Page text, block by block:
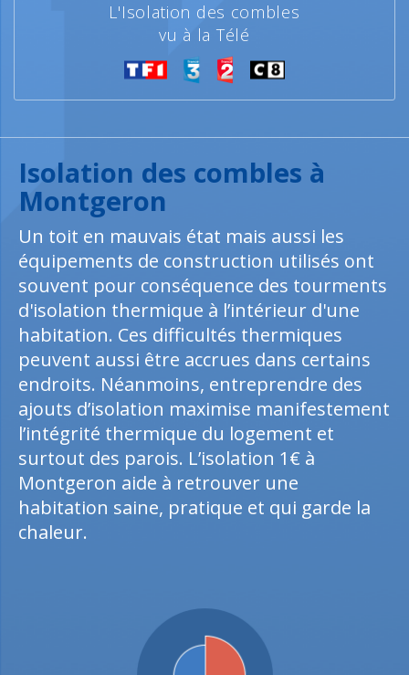
L'Isolation des combles
vu à la Télé
Isolation des combles à
Montgeron
Un toit en mauvais état mais aussi les
équipements de construction utilisés ont
souvent pour conséquence des tourments
d'isolation thermique à l’intérieur d'une
habitation. Ces difficultés thermiques
peuvent aussi être accrues dans certains
endroits. Néanmoins, entreprendre des
ajouts d’isolation maximise manifestement
l’intégrité thermique du logement et
surtout des parois. L’isolation 1€ à
Montgeron aide à retrouver une
habitation saine, pratique et qui garde la
chaleur.